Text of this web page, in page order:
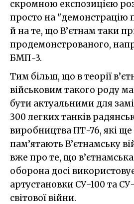
скромною експозицією
просто на "демонстрацію
й на те, що В’єтнам таки
продемонстрованого,
БМП-3.
Тим більш, що в теорії
військовим такого роду
бути актуальними для
300 легких танків
виробництва ПТ-76, які ще
пам’ятають В’єтнамську
вже про те, що
оборона досі
артустановки СУ-100 та
світової війни.